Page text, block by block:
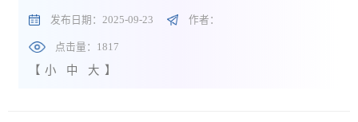
发布日期：2025-09-23 作者：
点击量： 1817
【 小 中 大 】